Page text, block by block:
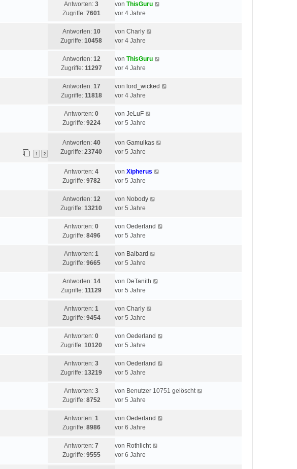
Antworten: 3
Zugriffe: 7601
von ThisGuru
vor 4 Jahre
Antworten: 10
Zugriffe: 10458
von Charly
vor 4 Jahre
Antworten: 12
Zugriffe: 11297
von ThisGuru
vor 4 Jahre
Antworten: 17
Zugriffe: 11818
von lord_wicked
vor 4 Jahre
Antworten: 0
Zugriffe: 9224
von JeLuF
vor 5 Jahre
1 2
Antworten: 40
Zugriffe: 23740
von Gamulkas
vor 5 Jahre
Antworten: 4
Zugriffe: 9782
von Xipherus
vor 5 Jahre
Antworten: 12
Zugriffe: 13210
von Nobody
vor 5 Jahre
Antworten: 0
Zugriffe: 8496
von Oederland
vor 5 Jahre
Antworten: 1
Zugriffe: 9665
von Balbard
vor 5 Jahre
Antworten: 14
Zugriffe: 11129
von DeTanith
vor 5 Jahre
Antworten: 1
Zugriffe: 9454
von Charly
vor 5 Jahre
Antworten: 0
Zugriffe: 10120
von Oederland
vor 5 Jahre
Antworten: 3
Zugriffe: 13219
von Oederland
vor 5 Jahre
Antworten: 3
Zugriffe: 8752
von Benutzer 10751 gelöscht
vor 5 Jahre
Antworten: 1
Zugriffe: 8986
von Oederland
vor 6 Jahre
Antworten: 7
Zugriffe: 9555
von Rothlicht
vor 6 Jahre